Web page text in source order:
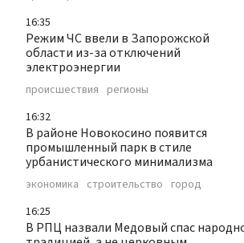
16:35
Режим ЧС ввели в Запорожской
области из-за отключений
электроэнергии
происшествия регионы
16:32
В районе Новокосино появится
промышленный парк в стиле
урбанистического минимализма
экономика строительство город
16:25
В РПЦ назвали Медовый спас